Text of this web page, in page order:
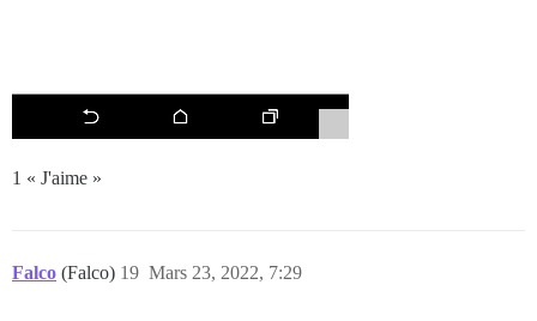
1 « J'aime »
Falco (Falco) Mars 23, 2022, 7:29
19